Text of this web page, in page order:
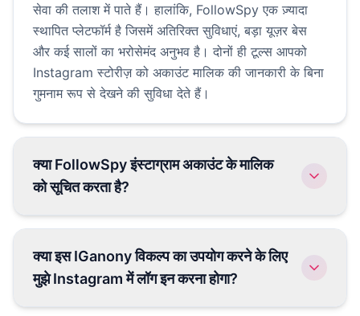
सेवा की तलाश में पाते हैं। हालांकि, FollowSpy एक ज़्यादा
स्थापित प्लेटफॉर्म है जिसमें अतिरिक्त सुविधाएं, बड़ा यूज़र बेस
और कई सालों का भरोसेमंद अनुभव है। दोनों ही टूल्स आपको
Instagram स्टोरीज़ को अकाउंट मालिक की जानकारी के बिना
गुमनाम रूप से देखने की सुविधा देते हैं।
क्या FollowSpy इंस्टाग्राम अकाउंट के मालिक
को सूचित करता है?
नहीं, बिलकुल नहीं। FollowSpy का इस्तेमाल करके
Instagram स्टोरीज़ देखने पर आपकी पहचान पूरी तरह से गुप्त
रहती है। अकाउंट के मालिक को कभी भी आपका नाम व्यूअर
लिस्ट में नहीं दिखेगा, न ही उन्हें कोई नोटिफिकेशन मिलेगा और न
ही उन्हें पता चलेगा कि आपने उनकी स्टोरी देखी है। आपकी
क्या इस IGanony विकल्प का उपयोग करने के लिए
मुझे Instagram में लॉग इन करना होगा?